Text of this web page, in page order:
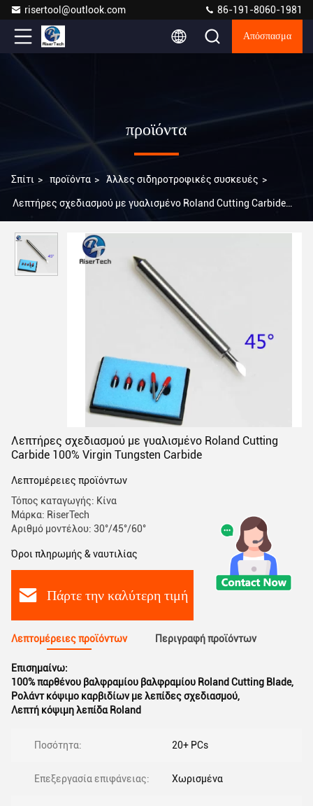
risertool@outlook.com 86-191-8060-1981
Απόσπασμα
προϊόντα
Σπίτι > προϊόντα > Άλλες σιδηροτροφικές συσκευές >
Λεπτήρες σχεδιασμού με γυαλισμένο Roland Cutting Carbide
Λεπτήρες σχεδιασμού με γυαλισμένο Roland Cutting
Carbide 100% Virgin Tungsten Carbide
Λεπτομέρειες προϊόντων
Τόπος καταγωγής: Κίνα
Μάρκα: RiserTech
Αριθμό μοντέλου: 30°/45°/60°
Όροι πληρωμής & ναυτιλίας
Πάρτε την καλύτερη τιμή
Λεπτομέρειες προϊόντων Περιγραφή προϊόντων
Επισημαίνω:
100% παρθένου βαλφραμίου βαλφραμίου Roland Cutting Blade,
Ρολάντ κόψιμο καρβιδίων με λεπίδες σχεδιασμού,
Λεπτή κόψιμη λεπίδα Roland
Ποσότητα: 20+ PCs
Επεξεργασία επιφάνειας: Χωρισμένα